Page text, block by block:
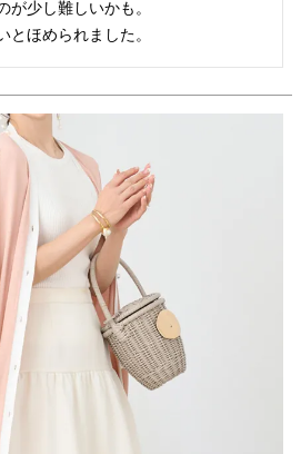
が少し難しいかも。
とほめられました。